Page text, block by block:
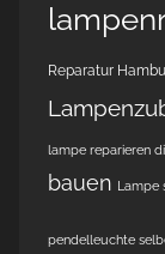
Reparatur
lampe reparieren
bauen Lampe
pendelleuchte